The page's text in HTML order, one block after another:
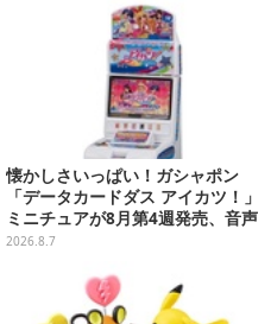
いてみたーシリーズを“奥深く”ま
で追ってきたからこその視点【座
懐かしさいっぱい！ガシャポン
「データカードダス アイカツ！」
ミニチュアが8月第4週発売、音声
が流れる特別仕様も当たる
2026.8.7